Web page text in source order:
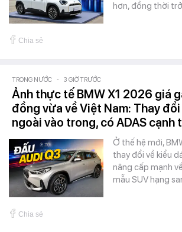
hơn, đồng thời
Chia sẻ
TRONG NƯỚC - 3 GIỜ TRƯỚC
Ảnh thực tế BMW X1 2026 giá
đồng vừa về Việt Nam: Thay
ngoài vào trong, có ADAS cạnh
Ở thế hệ mới,
thay đổi về kiểu
nâng cấp mạnh
mẫu SUV hạng
Chia sẻ